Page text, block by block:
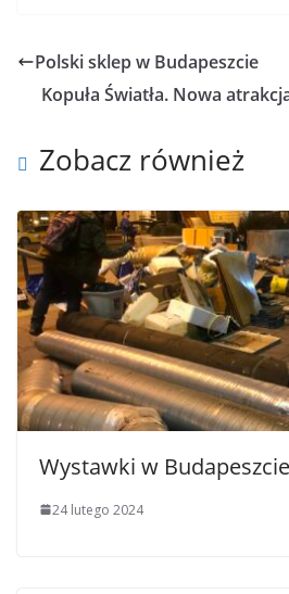
Polski sklep w Budapeszcie
Kopuła Światła. Nowa
Zobacz również
Wystawki w Budapeszcie
24 lutego 2024